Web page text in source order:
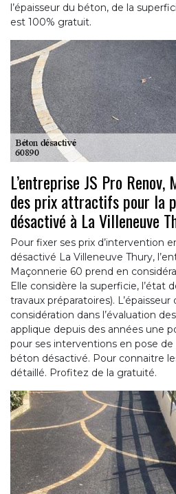
l’épaisseur du béton, de la
est 100% gratuit.
L’entreprise JS Pro
des prix attractifs pour la
désactivé à La Villeneuve
Pour fixer ses prix d’intervention
désactivé La Villeneuve Thury,
Maçonnerie 60 prend en
Elle considère la superficie, l’état
travaux préparatoires).
considération dans l’évaluation
applique depuis des années une
pour ses interventions en pose
béton désactivé. Pour connaitre
détaillé. Profitez de la gratuité.